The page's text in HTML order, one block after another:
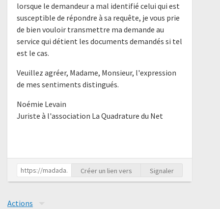
lorsque le demandeur a mal identifié celui qui est
susceptible de répondre à sa requête, je vous prie
de bien vouloir transmettre ma demande au
service qui détient les documents demandés si tel
est le cas.
Veuillez agréer, Madame, Monsieur, l'expression
de mes sentiments distingués.
Noémie Levain
Juriste à l'association La Quadrature du Net
Créer un lien vers Signaler
Actions